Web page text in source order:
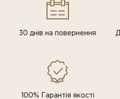
30 днів на повернення
100% Гарантія якості